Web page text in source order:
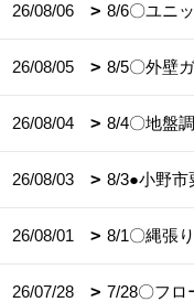
26/08/06 8/6〇ユニ
26/08/05 8/5〇外壁
26/08/04 8/4〇地盤
26/08/03 8/3●小野
26/08/01 8/1〇縄張
26/07/28 7/28〇フロ